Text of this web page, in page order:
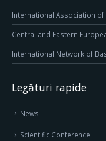
International Association of
Central and Eastern
International Network of
Legături rapide
News
Scientific Conference